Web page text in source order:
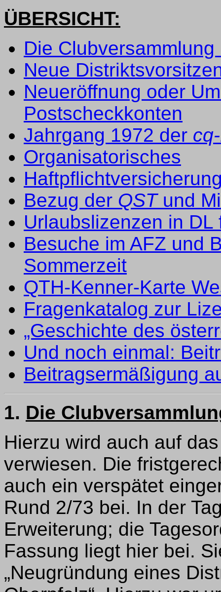
ÜBERSICHT:
Die
Neue
Neueröffnung oder
Postscheckkonten
Jahrgang 1972 der
Organisatorisches
Bezug der QSTund
Urlaubslizenzen in DL
Besuche im AFZ und
Sommerzeit
QTH-Kenner-Karte
Fragenkatalog zur
„Geschichte des
Und noch einmal:
Beitragsermäßigung
1. Die
Hierzu wird auch auf
verwiesen. Die
auch ein verspätet
Rund 2/73 bei. In der
Erweiterung; die
Fassung liegt hier bei.
„Neugründung eines